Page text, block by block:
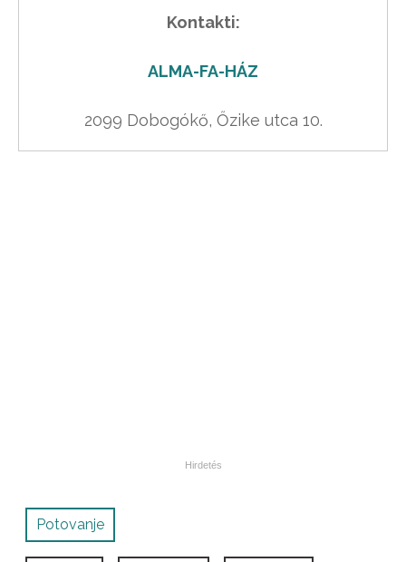
Kontakti:
ALMA-FA-HÁZ
2099 Dobogókő, Őzike utca 10.
Potovanje